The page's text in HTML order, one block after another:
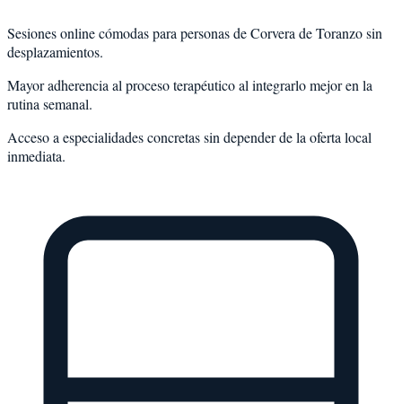
Sesiones online cómodas para personas de Corvera de Toranzo sin
desplazamientos.
Mayor adherencia al proceso terapéutico al integrarlo mejor en la
rutina semanal.
Acceso a especialidades concretas sin depender de la oferta local
inmediata.